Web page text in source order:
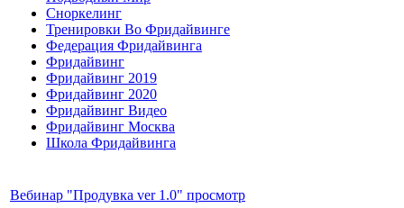
Сноркелинг
Тренировки Во Фридайвинге
Федерация Фридайвинга
Фридайвинг
Фридайвинг 2019
Фридайвинг 2020
Фридайвинг Видео
Фридайвинг Москва
Школа Фридайвинга
Вебинар "Продувка ver 1.0" просмотр